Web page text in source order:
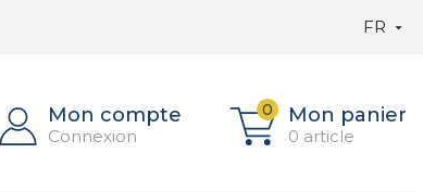
FR 
Mon compte
Connexion
0 Mon panier
0 article